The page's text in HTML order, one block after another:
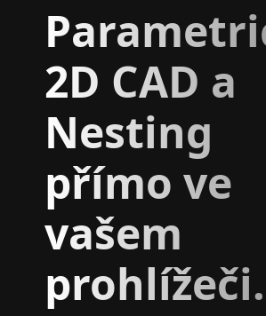
2D CAD a
Nesting
přímo ve
vašem
prohlížeči.